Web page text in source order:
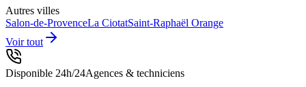
Autres villes
Salon-de-ProvenceLa CiotatSaint-Raphaël Orange
Voir tout
Disponible 24h/24Agences & techniciens